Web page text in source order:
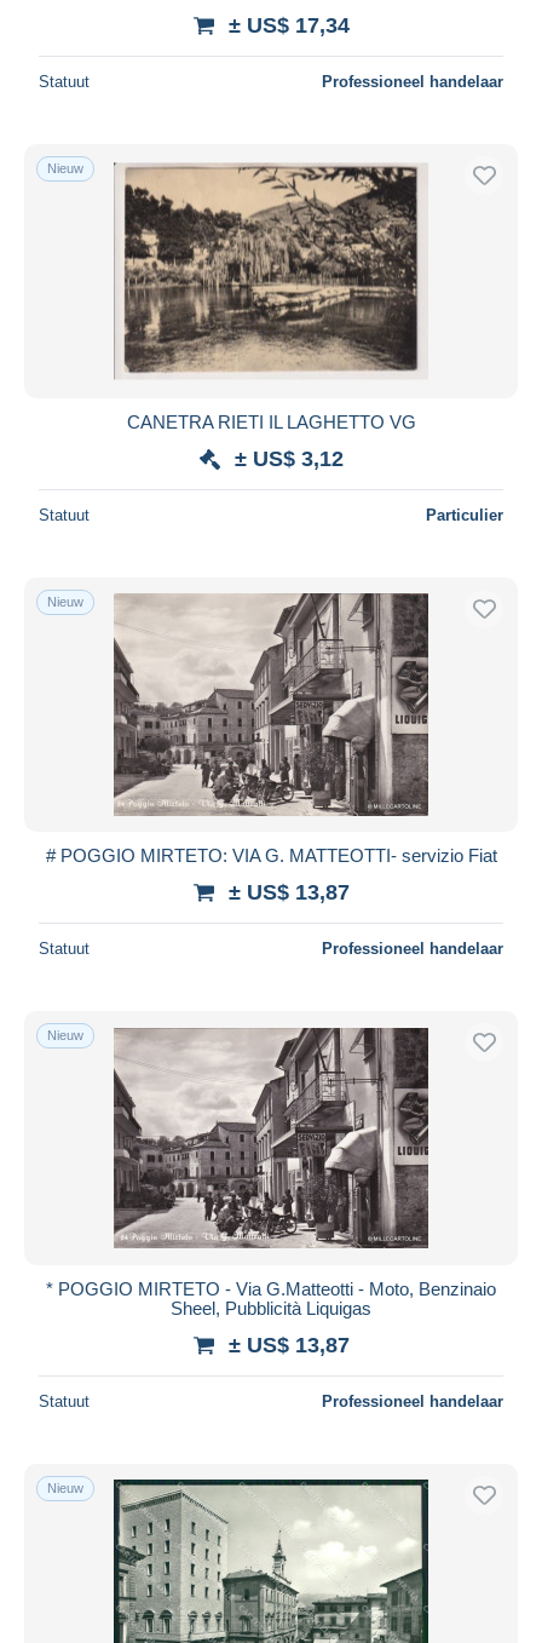
± US$ 17,34
Statuut Professioneel handelaar
Nieuw
CANETRA RIETI IL LAGHETTO VG
± US$ 3,12
Statuut Particulier
Nieuw
# POGGIO MIRTETO: VIA G. MATTEOTTI- servizio Fiat
± US$ 13,87
Statuut Professioneel handelaar
Nieuw
* POGGIO MIRTETO - Via G.Matteotti - Moto, Benzinaio
Sheel, Pubblicità Liquigas
± US$ 13,87
Statuut Professioneel handelaar
Nieuw